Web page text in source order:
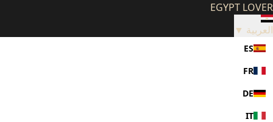
EGYPT LOVER
العربية ▼
ES
FR
DE
IT